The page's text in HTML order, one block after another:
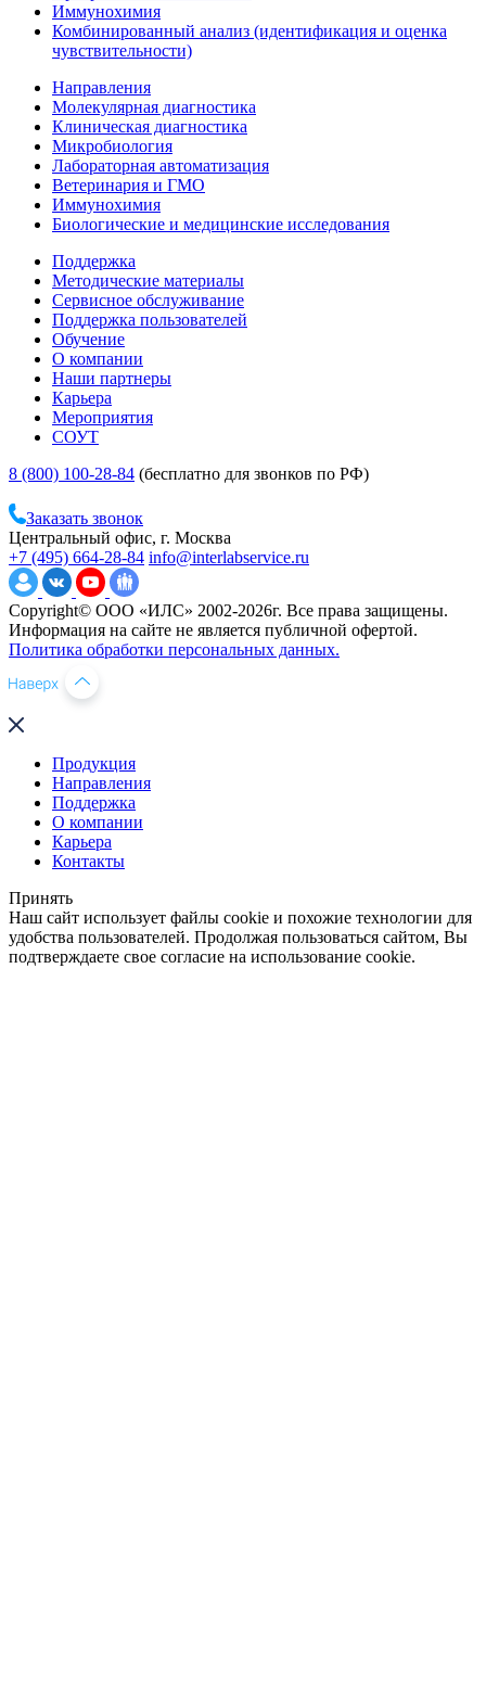
Иммунохимия
Комбинированный анализ (идентификация и оценка
чувствительности)
Направления
Молекулярная диагностика
Клиническая диагностика
Микробиология
Лабораторная автоматизация
Ветеринария и ГМО
Иммунохимия
Биологические и медицинские исследования
Поддержка
Методические материалы
Сервисное обслуживание
Поддержка пользователей
Обучение
О компании
Наши партнеры
Карьера
Мероприятия
СОУТ
8 (800) 100-28-84 (бесплатно для звонков по РФ)
Заказать звонок
Центральный офис, г. Москва
+7 (495) 664-28-84 info@interlabservice.ru
Copyright© ООО «ИЛС» 2002-2026г. Все права защищены.
Информация на сайте не является публичной офертой.
Политика обработки персональных данных.
Продукция
Направления
Поддержка
О компании
Карьера
Контакты
Принять
Наш сайт использует файлы cookie и похожие технологии для
удобства пользователей. Продолжая пользоваться сайтом, Вы
подтверждаете свое согласие на использование cookie.